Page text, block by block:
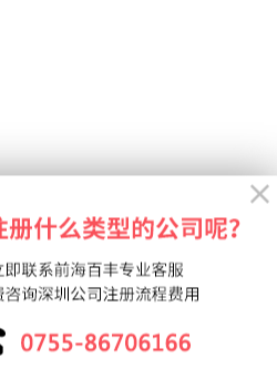
料及公司注销流程。